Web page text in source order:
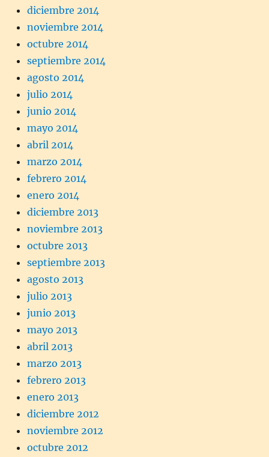
diciembre 2014
noviembre 2014
octubre 2014
septiembre 2014
agosto 2014
julio 2014
junio 2014
mayo 2014
abril 2014
marzo 2014
febrero 2014
enero 2014
diciembre 2013
noviembre 2013
octubre 2013
septiembre 2013
agosto 2013
julio 2013
junio 2013
mayo 2013
abril 2013
marzo 2013
febrero 2013
enero 2013
diciembre 2012
noviembre 2012
octubre 2012